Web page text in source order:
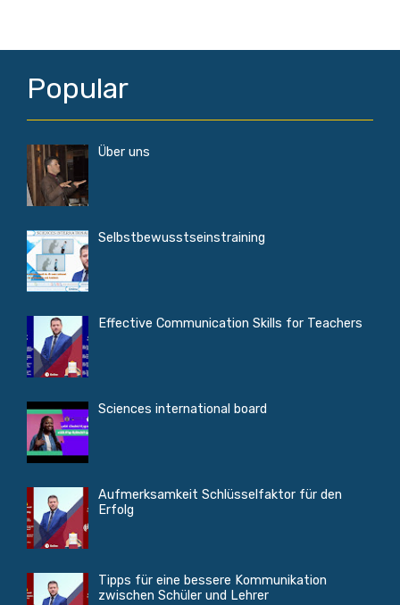
Popular
Über uns
Selbstbewusstseinstraining
Effective Communication Skills for Teachers
Sciences international board
Aufmerksamkeit Schlüsselfaktor für den
Erfolg
Tipps für eine bessere Kommunikation
zwischen Schüler und Lehrer